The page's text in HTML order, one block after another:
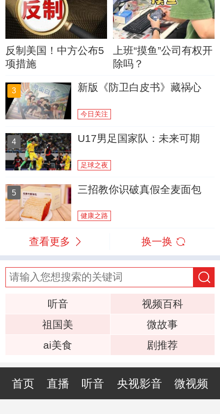
反制美国！中方公布5
项措施
上班“摸鱼”公司有权开
除吗？
3 新版《防卫白皮书》藏祸心
今日关注
4 U17男足国家队：未来可期
足球之夜
5 三招教你识破真假全麦面包
健康之路
查看更多 换一换
听音
视频百科
祖国美
微故事
ai美食
剧推荐
首页 直播 听音 央视影音 微视频